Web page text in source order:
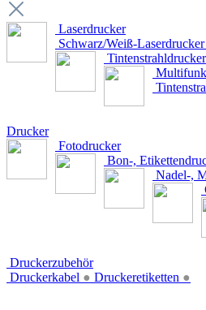
Laserdrucker
Schwarz/Weiß-Laserdrucker
Tintenstrahldrucker
Drucker
Fotodrucker
Bon-,
Nadel-,
Druckerzubehör
Druckerkabel ● Druckeretiketten ●